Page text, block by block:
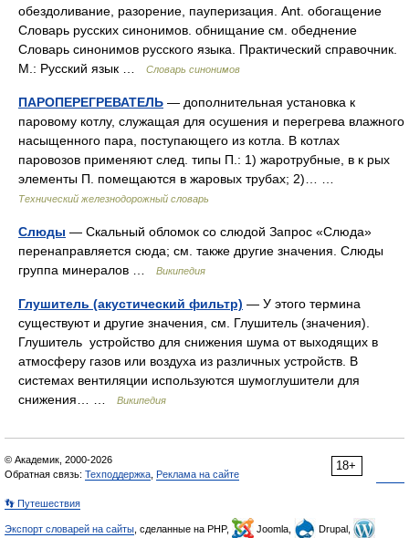
обездоливание, разорение, пауперизация. Ant. обогащение
Словарь русских синонимов. обнищание см. обеднение
Словарь синонимов русского языка. Практический справочник.
М.: Русский язык …
Словарь синонимов
ПАРОПЕРЕГРЕВАТЕЛЬ — дополнительная установка к
паровому котлу, служащая для осушения и перегрева влажного
насыщенного пара, поступающего из котла. В котлах
паровозов применяют след. типы П.: 1) жаротрубные, в к рых
элементы П. помещаются в жаровых трубах; 2)… …
Технический железнодорожный словарь
Слюды — Скальный обломок со слюдой Запрос «Слюда»
перенаправляется сюда; см. также другие значения. Слюды
группа минералов …
Википедия
Глушитель (акустический фильтр) — У этого термина
существуют и другие значения, см. Глушитель (значения).
Глушитель устройство для снижения шума от выходящих в
атмосферу газов или воздуха из различных устройств. В
системах вентиляции используются шумоглушители для
снижения… …
Википедия
18+
© Академик, 2000-2026
Обратная связь: Техподдержка Реклама на сайте
👣 Путешествия
Экспорт словарей на сайты , сделанные на PHP, Joomla, Drupal,